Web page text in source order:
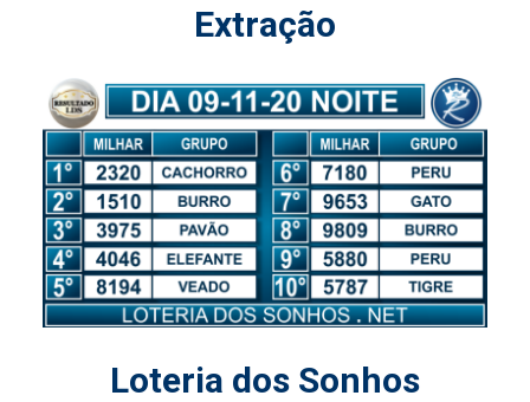
Extração
Loteria dos Sonhos